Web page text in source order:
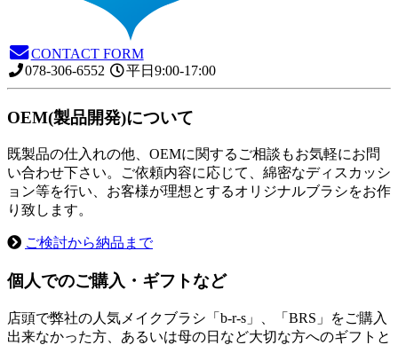
CONTACT FORM
078-306-6552
平日9:00-17:00
OEM(製品開発)について
既製品の仕入れの他、OEMに関するご相談もお気軽にお問
い合わせ下さい。ご依頼内容に応じて、綿密なディスカッシ
ョン等を行い、お客様が理想とするオリジナルブラシをお作
り致します。
ご検討から納品まで
個人でのご購入・ギフトなど
店頭で弊社の人気メイクブラシ「b-r-s」、「BRS」をご購入
出来なかった方、あるいは母の日など大切な方へのギフトと